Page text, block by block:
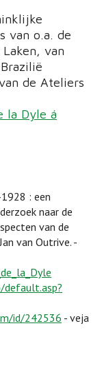
van o.a. de
van
de Ateliers
: een
naar de
van de
van Outrive. -
id/242536 - veja